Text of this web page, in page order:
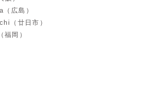
広島）
（廿日市）
岡）